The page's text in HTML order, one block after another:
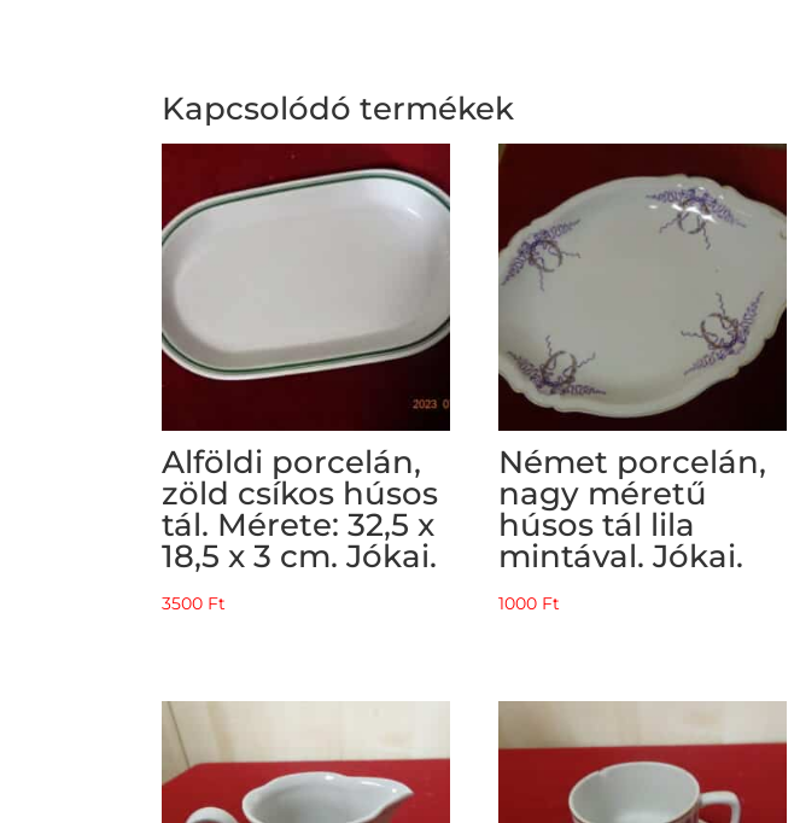
Kapcsolódó termékek
Alföldi porcelán,
zöld csíkos húsos
tál. Mérete: 32,5 x
18,5 x 3 cm. Jókai.
3500 Ft
Német porcelán,
nagy méretű
húsos tál lila
mintával. Jókai.
1000 Ft